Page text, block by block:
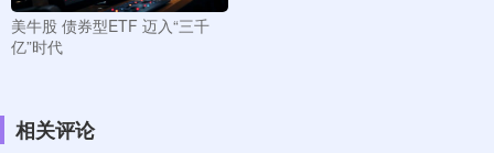
美牛股 债券型ETF 迈入“三千
亿”时代
相关评论